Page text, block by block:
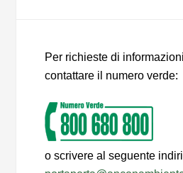
Per richieste di
contattare il numero verde:
o scrivere al seguente